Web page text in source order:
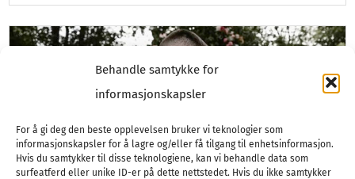
Behandle samtykke for
informasjonskapsler
For å gi deg den beste opplevelsen bruker vi teknologier som
informasjonskapsler for å lagre og/eller få tilgang til enhetsinformasjon.
Hvis du samtykker til disse teknologiene, kan vi behandle data som
surfeatferd eller unike ID-er på dette nettstedet. Hvis du ikke samtykker